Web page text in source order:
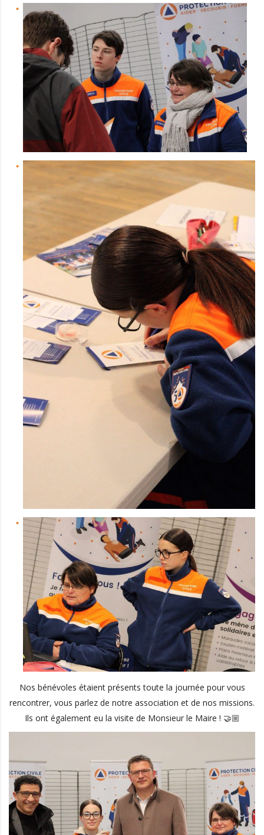
Nos bénévoles étaient présents toute la journée pour vous
rencontrer, vous parlez de notre association et de nos missions.
Ils ont également eu la visite de Monsieur le Maire ! 🤝🏼